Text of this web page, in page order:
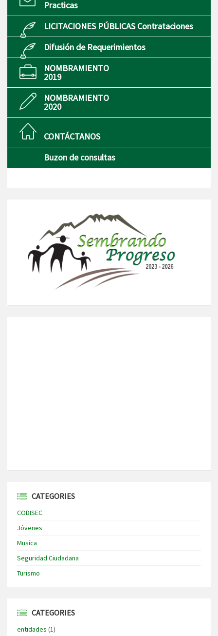
Practicas
LICITACIONES PÚBLICAS Contrataciones
Difusión de Requerimientos
NOMBRAMIENTO
2019
NOMBRAMIENTO
2020
CONTÁCTANOS
Buzon de consultas
CATEGORIES
CODISEC
Jóvenes
Musica
Seguridad Ciudadana
Turismo
CATEGORIES
entidades (1)